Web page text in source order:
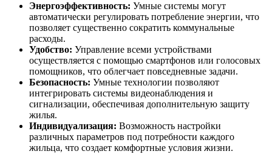
Энергоэффективность: Умные системы могут
автоматически регулировать потребление энергии, что
позволяет существенно сократить коммунальные
расходы.
Удобство: Управление всеми устройствами
осуществляется с помощью смартфонов или голосовых
помощников, что облегчает повседневные задачи.
Безопасность: Умные технологии позволяют
интегрировать системы видеонаблюдения и
сигнализации, обеспечивая дополнительную защиту
жилья.
Индивидуализация: Возможность настройки
различных параметров под потребности каждого
жильца, что создает комфортные условия жизни.